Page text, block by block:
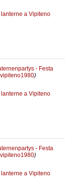
a Vipiteno
- Festa
vipiteno1980)
a Vipiteno
- Festa
vipiteno1980)
a Vipiteno